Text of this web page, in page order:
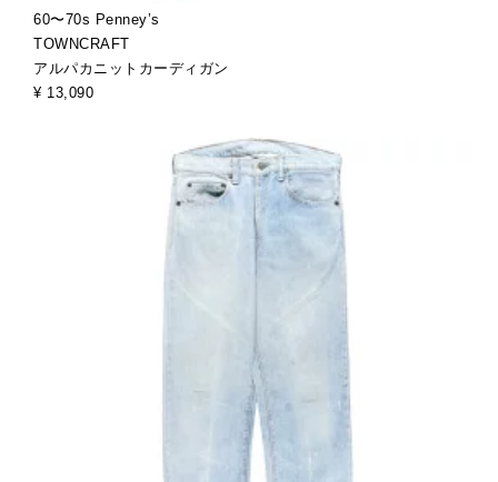
60〜70s Penney’s
TOWNCRAFT
アルパカニットカーディガン
¥ 13,090